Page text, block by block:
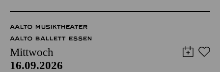
AALTO MUSIKTHEATER
AALTO BALLETT ESSEN
Mittwoch
16.09.2026